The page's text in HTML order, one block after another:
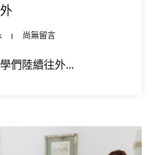
尚無留言
們陸續往外...